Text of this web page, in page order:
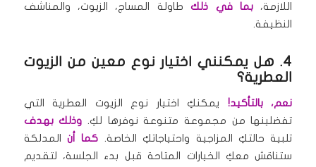
اللازمة، بما في ذلكطاولة المساج، الزيوت، والمناشف
النظيفة.
4. هل يمكنني اختيار نوع معين من الزيوت
العطرية؟
نعم، بالتأكيد! يمكنكِ اختيار نوع الزيوت العطرية التي
تفضلينها من مجموعة متنوعة نوفرها لكِ. وذلك بهدف
تلبية حالتكِ المزاجية واحتياجاتكِ الخاصة. كما أنالمدلكة
ستناقش معكِ الخيارات المتاحة قبل بدء الجلسة، لتقديم